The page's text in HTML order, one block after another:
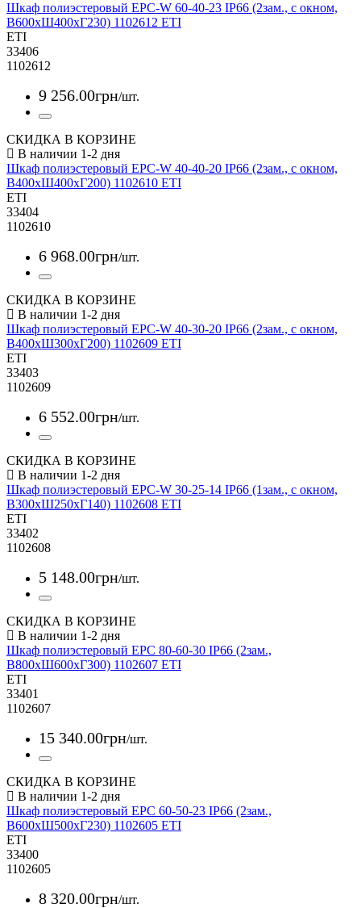
Шкаф полиэстеровый EPC-W 60-40-23 IP66 (2зам., с окном,
В600xШ400xГ230) 1102612 ETI
ETI
33406
1102612
9 256.00грн/шт.
СКИДКА В КОРЗИНЕ
Шкаф полиэстеровый EPC-W 40-40-20 IP66 (2зам., с окном,
В400xШ400xГ200) 1102610 ETI
ETI
33404
1102610
6 968.00грн/шт.
СКИДКА В КОРЗИНЕ
Шкаф полиэстеровый EPC-W 40-30-20 IP66 (2зам., с окном,
В400xШ300xГ200) 1102609 ETI
ETI
33403
1102609
6 552.00грн/шт.
СКИДКА В КОРЗИНЕ
Шкаф полиэстеровый EPC-W 30-25-14 IP66 (1зам., с окном,
В300xШ250xГ140) 1102608 ETI
ETI
33402
1102608
5 148.00грн/шт.
СКИДКА В КОРЗИНЕ
Шкаф полиэстеровый EPC 80-60-30 IP66 (2зам.,
В800xШ600xГ300) 1102607 ETI
ETI
33401
1102607
15 340.00грн/шт.
СКИДКА В КОРЗИНЕ
Шкаф полиэстеровый EPC 60-50-23 IP66 (2зам.,
В600xШ500xГ230) 1102605 ETI
ETI
33400
1102605
8 320.00грн/шт.